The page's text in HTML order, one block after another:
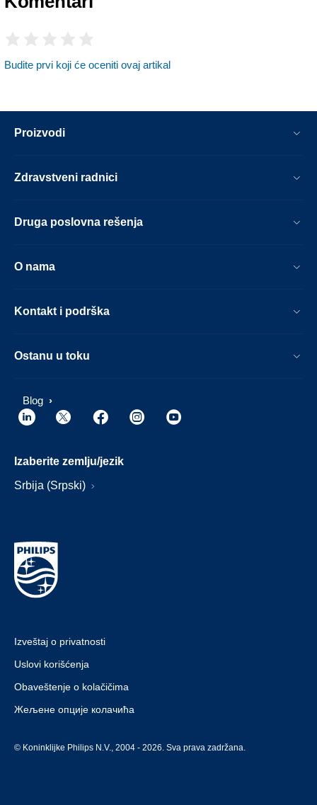
Budite prvi koji će oceniti ovaj artikal
Proizvodi
Zdravstveni radnici
Druga poslovna rešenja
O nama
Kontakt i podrška
Ostanu u toku
Blog
Izaberite zemlju/jezik
Srbija (Srpski)
Izveštaj o privatnosti
Uslovi korišćenja
Obaveštenje o kolačičima
Жељене опције колачића
© Koninklijke Philips N.V., 2004 - 2026. Sva prava zadržana.